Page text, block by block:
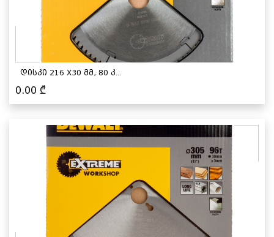
დისკი 216 X30 მმ, 80 კ...
0.00 ₾